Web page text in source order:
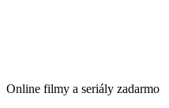
Online filmy a seriály zadarmo